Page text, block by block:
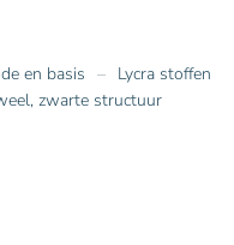
en basis
Lycra stoffen
zwarte structuur